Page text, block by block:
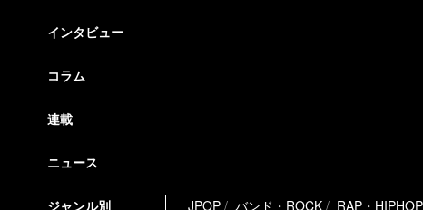
インタビュー
コラム
連載
ニュース
ジャンル別 JPOP バンド・ROCK RAP・